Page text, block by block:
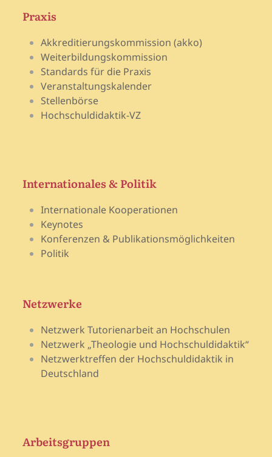
Praxis
Akkreditierungskommission (akko)
Weiterbildungskommission
Standards für die Praxis
Veranstaltungskalender
Stellenbörse
Hochschuldidaktik-VZ
Internationales & Politik
Internationale Kooperationen
Keynotes
Konferenzen & Publikationsmöglichkeiten
Politik
Netzwerke
Netzwerk Tutorienarbeit an Hochschulen
Netzwerk „Theologie und Hochschuldidaktik“
Netzwerktreffen der Hochschuldidaktik in
Deutschland
Arbeitsgruppen